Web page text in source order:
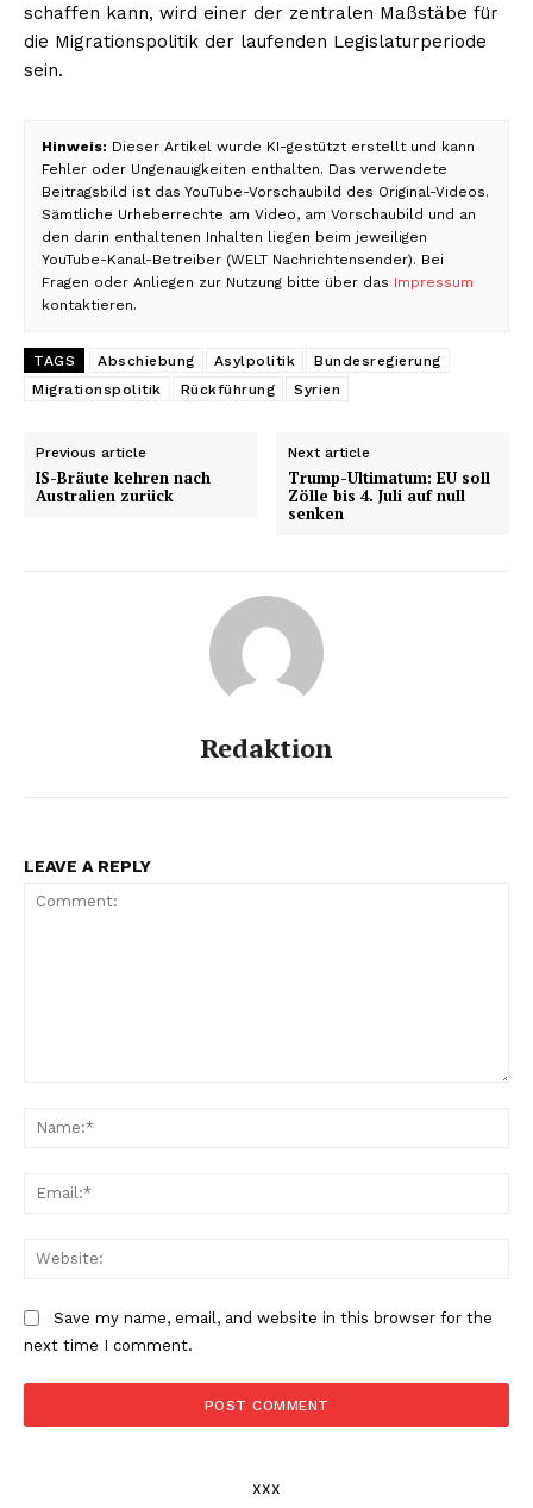
schaffen kann, wird einer der zentralen Maßstäbe für
die Migrationspolitik der laufenden Legislaturperiode
sein.
Hinweis: Dieser Artikel wurde KI-gestützt erstellt und kann
Fehler oder Ungenauigkeiten enthalten. Das verwendete
Beitragsbild ist das YouTube-Vorschaubild des Original-Videos.
Sämtliche Urheberrechte am Video, am Vorschaubild und an
den darin enthaltenen Inhalten liegen beim jeweiligen
YouTube-Kanal-Betreiber (WELT Nachrichtensender). Bei
Fragen oder Anliegen zur Nutzung bitte über das Impressum
kontaktieren.
TAGS Abschiebung Asylpolitik
Bundesregierung
Migrationspolitik
Rückführung Syrien
Previous article
IS-Bräute kehren nach
Australien zurück
Next article
Trump-Ultimatum: EU soll
Zölle bis 4. Juli auf null
senken
Redaktion
LEAVE A REPLY
Save my name, email, and website in this browser for the
next time I comment.
xxx